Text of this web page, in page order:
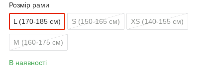
Розмір рами
L (170-185 см) S (150-165 см) XS (140-155 см)
M (160-175 см)
В наявності